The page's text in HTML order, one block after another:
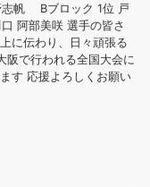
志帆 Bブロック 1位 戸
阿部美咲 選手の皆さ
に伝わり、日々頑張る
で行われる全国大会に
す 応援よろしくお願い